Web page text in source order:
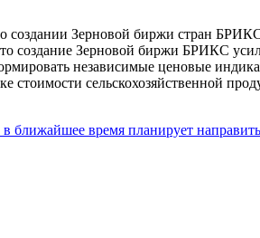
создании Зерновой биржи стран
создание Зерновой биржи БРИКС
независимые ценовые
стоимости сельскохозяйственной
время планирует направить